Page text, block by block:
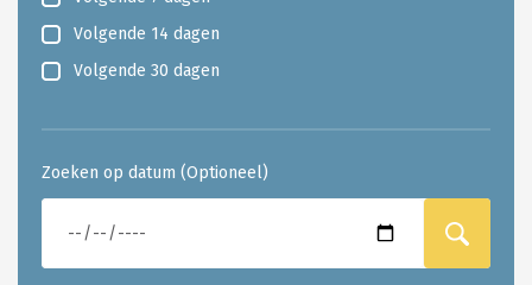
Volgende 14 dagen
Volgende 30 dagen
Zoeken op datum (Optioneel)